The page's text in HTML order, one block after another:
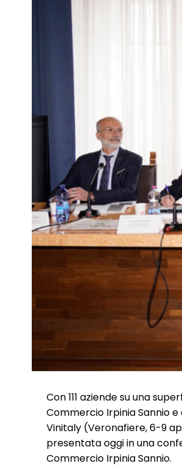
Con 111 aziende su una
Commercio Irpinia Sannio
Vinitaly (Veronafiere, 6-9
presentata oggi in una
Commercio Irpinia Sannio.